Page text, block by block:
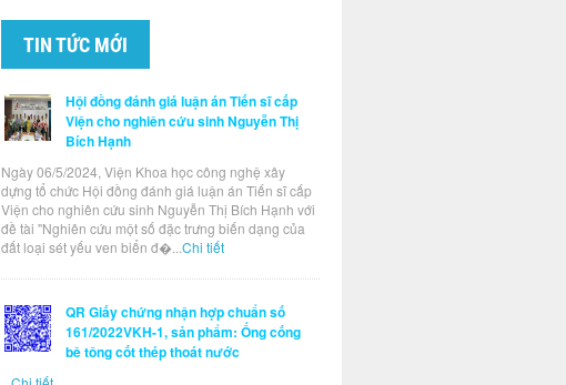
TIN TỨC MỚI
Hội đồng đánh giá luận án Tiến sĩ cấp
Viện cho nghiên cứu sinh Nguyễn Thị
Bích Hạnh
Ngày 06/5/2024, Viện Khoa học công nghệ xây
dựng tổ chức Hội đồng đánh giá luận án Tiến sĩ cấp
Viện cho nghiên cứu sinh Nguyễn Thị Bích Hạnh với
đề tài "Nghiên cứu một số đặc trưng biến dạng của
đất loại sét yếu ven biển đ�...Chi tiết
QR Giấy chứng nhận hợp chuẩn số
161/2022VKH-1, sản phẩm: Ống cống
bê tông cốt thép thoát nước